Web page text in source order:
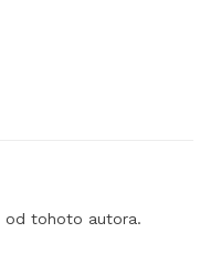
od tohoto autora.